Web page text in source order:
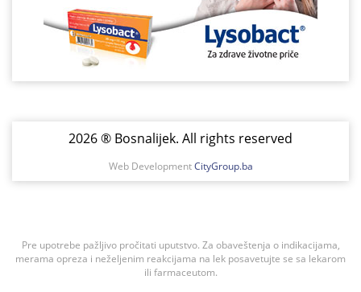
2026 ® Bosnalijek. All rights reserved
Web DevelopmentCityGroup.ba
Pre upotrebe pažljivo pročitati uputstvo. Za obaveštenja o indikacijama,
merama opreza i neželjenim reakcijama na lek posavetujte se sa lekarom
ili farmaceutom.